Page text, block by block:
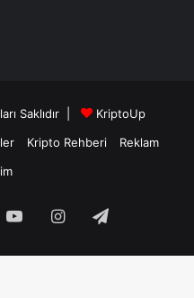
Saklıdır |
KriptoUp
Kripto Rehberi
Reklam
YouTubeInstagramTelegram